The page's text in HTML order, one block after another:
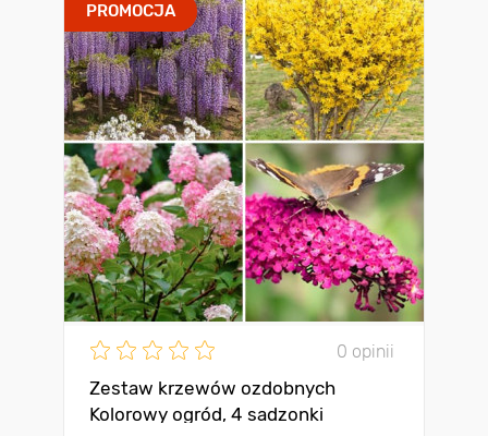
PROMOCJA
0 opinii
Zestaw krzewów ozdobnych
Kolorowy ogród, 4 sadzonki